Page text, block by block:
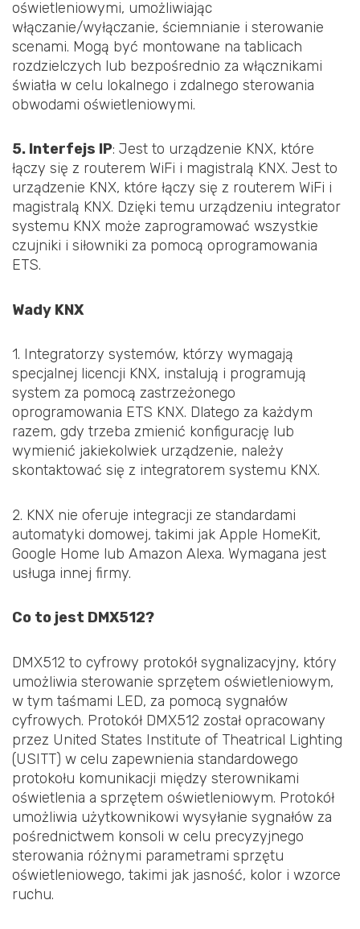
oświetleniowymi, umożliwiając
włączanie/wyłączanie, ściemnianie i sterowanie
scenami. Mogą być montowane na tablicach
rozdzielczych lub bezpośrednio za włącznikami
światła w celu lokalnego i zdalnego sterowania
obwodami oświetleniowymi.
5. Interfejs IP: Jest to urządzenie KNX, które
łączy się z routerem WiFi i magistralą KNX. Jest to
urządzenie KNX, które łączy się z routerem WiFi i
magistralą KNX. Dzięki temu urządzeniu integrator
systemu KNX może zaprogramować wszystkie
czujniki i siłowniki za pomocą oprogramowania
ETS.
Wady KNX
1. Integratorzy systemów, którzy wymagają
specjalnej licencji KNX, instalują i programują
system za pomocą zastrzeżonego
oprogramowania ETS KNX. Dlatego za każdym
razem, gdy trzeba zmienić konfigurację lub
wymienić jakiekolwiek urządzenie, należy
skontaktować się z integratorem systemu KNX.
2. KNX nie oferuje integracji ze standardami
automatyki domowej, takimi jak Apple HomeKit,
Google Home lub Amazon Alexa. Wymagana jest
usługa innej firmy.
Co to jest DMX512?
DMX512 to cyfrowy protokół sygnalizacyjny, który
umożliwia sterowanie sprzętem oświetleniowym,
w tym taśmami LED, za pomocą sygnałów
cyfrowych. Protokół DMX512 został opracowany
przez United States Institute of Theatrical Lighting
(USITT) w celu zapewnienia standardowego
protokołu komunikacji między sterownikami
oświetlenia a sprzętem oświetleniowym. Protokół
umożliwia użytkownikowi wysyłanie sygnałów za
pośrednictwem konsoli w celu precyzyjnego
sterowania różnymi parametrami sprzętu
oświetleniowego, takimi jak jasność, kolor i wzorce
ruchu.